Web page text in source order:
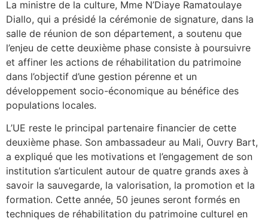
La ministre de la culture, Mme N’Diaye Ramatoulaye
Diallo, qui a présidé la cérémonie de signature, dans la
salle de réunion de son département, a soutenu que
l’enjeu de cette deuxième phase consiste à poursuivre
et affiner les actions de réhabilitation du patrimoine
dans l’objectif d’une gestion pérenne et un
développement socio-économique au bénéfice des
populations locales.
L’UE reste le principal partenaire financier de cette
deuxième phase. Son ambassadeur au Mali, Ouvry Bart,
a expliqué que les motivations et l’engagement de son
institution s’articulent autour de quatre grands axes à
savoir la sauvegarde, la valorisation, la promotion et la
formation. Cette année, 50 jeunes seront formés en
techniques de réhabilitation du patrimoine culturel en